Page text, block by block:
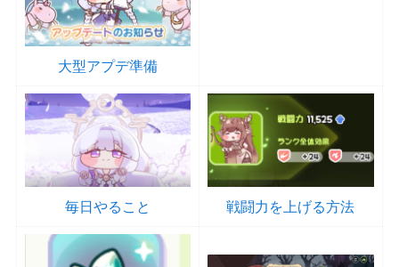
大型アプデ準備
毎日やること 戦闘力を上げる方法